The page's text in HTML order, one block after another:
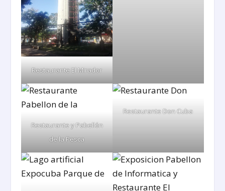
Restaurante El Mirador
Restaurante y Pabellón
de la Pesca
Restaurante Don Cuba